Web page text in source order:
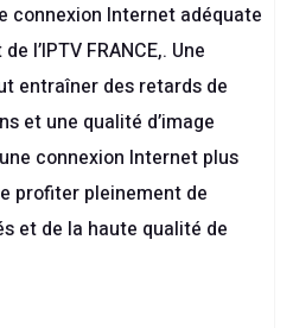
connexion Internet adéquate
l’IPTV FRANCE,. Une
entraîner des retards de
et une qualité d’image
connexion Internet plus
profiter pleinement de
et de la haute qualité de